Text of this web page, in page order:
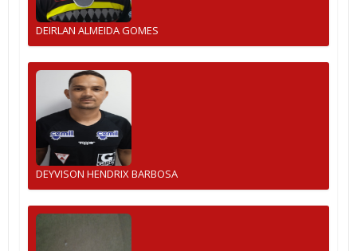
DEIRLAN ALMEIDA GOMES
DEYVISON HENDRIX BARBOSA